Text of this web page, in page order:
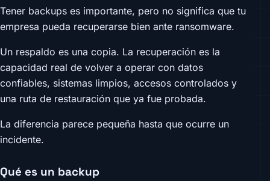
Tener backups es importante, pero no significa que tu
empresa pueda recuperarse bien ante ransomware.
Un respaldo es una copia. La recuperación es la
capacidad real de volver a operar con datos
confiables, sistemas limpios, accesos controlados y
una ruta de restauración que ya fue probada.
La diferencia parece pequeña hasta que ocurre un
incidente.
Qué es un backup